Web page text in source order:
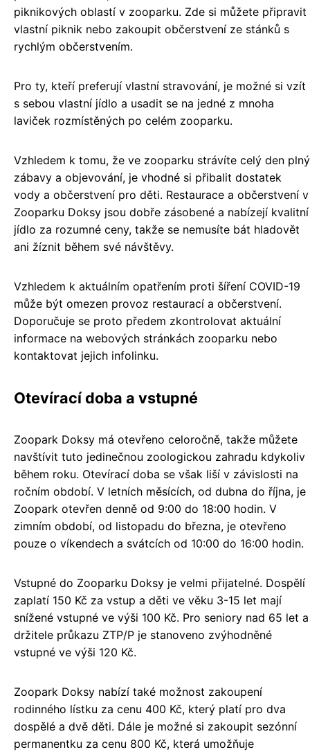
piknikových oblastí v zooparku. Zde si můžete připravit
vlastní piknik nebo zakoupit občerstvení ze stánků s
rychlým občerstvením.
Pro ty, kteří preferují vlastní stravování, je možné si vzít
s sebou vlastní jídlo a usadit se na jedné z mnoha
laviček rozmístěných po celém zooparku.
Vzhledem k tomu, že ve zooparku strávíte celý den plný
zábavy a objevování, je vhodné si přibalit dostatek
vody a občerstvení pro děti. Restaurace a občerstvení v
Zooparku Doksy jsou dobře zásobené a nabízejí kvalitní
jídlo za rozumné ceny, takže se nemusíte bát hladovět
ani žíznit během své návštěvy.
Vzhledem k aktuálním opatřením proti šíření COVID-19
může být omezen provoz restaurací a občerstvení.
Doporučuje se proto předem zkontrolovat aktuální
informace na webových stránkách zooparku nebo
kontaktovat jejich infolinku.
Otevírací doba a vstupné
Zoopark Doksy má otevřeno celoročně, takže můžete
navštívit tuto jedinečnou zoologickou zahradu kdykoliv
během roku. Otevírací doba se však liší v závislosti na
ročním období. V letních měsících, od dubna do října, je
Zoopark otevřen denně od 9:00 do 18:00 hodin. V
zimním období, od listopadu do března, je otevřeno
pouze o víkendech a svátcích od 10:00 do 16:00 hodin.
Vstupné do Zooparku Doksy je velmi přijatelné. Dospělí
zaplatí 150 Kč za vstup a děti ve věku 3-15 let mají
snížené vstupné ve výši 100 Kč. Pro seniory nad 65 let a
držitele průkazu ZTP/P je stanoveno zvýhodněné
vstupné ve výši 120 Kč.
Zoopark Doksy nabízí také možnost zakoupení
rodinného lístku za cenu 400 Kč, který platí pro dva
dospělé a dvě děti. Dále je možné si zakoupit sezónní
permanentku za cenu 800 Kč, která umožňuje